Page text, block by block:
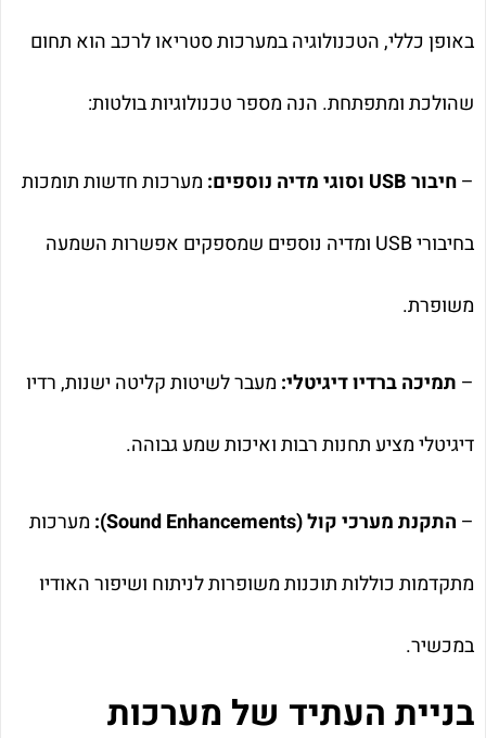
באופן כללי, הטכנולוגיה במערכות סטריאו לרכב הוא תחום
שהולכת ומתפתחת. הנה מספר טכנולוגיות בולטות:
–חיבור USB וסוגי מדיה נוספים: מערכות חדשות תומכות
בחיבורי USB ומדיה נוספים שמספקים אפשרות השמעה
משופרת.
– תמיכה ברדיו דיגיטלי: מעבר לשיטות קליטה ישנות, רדיו
דיגיטלי מציע תחנות רבות ואיכות שמע גבוהה.
– התקנת מערכי קול (Sound Enhancements): מערכות
מתקדמות כוללות תוכנות משופרות לניתוח ושיפור האודיו
במכשיר.
בניית העתיד של מערכות